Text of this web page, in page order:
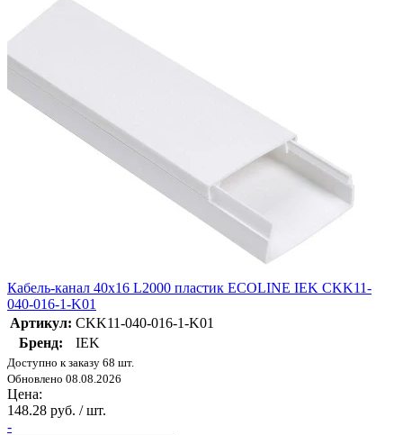
Кабель-канал 40х16 L2000 пластик ECOLINE IEK CKK11-
040-016-1-K01
Артикул: CKK11-040-016-1-K01
Бренд:
IEK
Доступно к заказу 68 шт.
Обновлено 08.08.2026
Цена:
148.28 руб. / шт.
-